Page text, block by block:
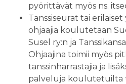
pyörittävät myös ns.
Tanssiseurat tai
ohjaajia koulutetaan
Susel ry:n ja
Ohjaajina toimii myös
tanssinharrastajia ja
palveluja koulutetuilta